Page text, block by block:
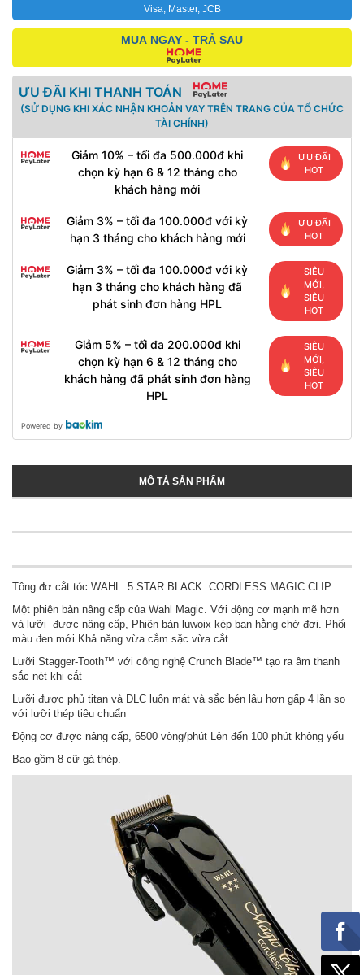
Visa, Master, JCB
MUA NGAY - TRẢ SAU
ƯU ĐÃI KHI THANH TOÁN
(SỬ DỤNG KHI XÁC NHẬN KHOẢN VAY TRÊN TRANG CỦA TỔ CHỨC
TÀI CHÍNH)
Giảm 10% – tối đa 500.000đ khi
chọn kỳ hạn 6 & 12 tháng cho
khách hàng mới
ƯU ĐÃI
HOT
Giảm 3% – tối đa 100.000đ với kỳ
hạn 3 tháng cho khách hàng mới
ƯU ĐÃI
HOT
Giảm 3% – tối đa 100.000đ với kỳ
hạn 3 tháng cho khách hàng đã
phát sinh đơn hàng HPL
SIÊU
MỚI,
SIÊU
HOT
Giảm 5% – tối đa 200.000đ khi
chọn kỳ hạn 6 & 12 tháng cho
khách hàng đã phát sinh đơn hàng
HPL
SIÊU
MỚI,
SIÊU
HOT
Powered by
MÔ TẢ SẢN PHẨM
Tông đơ cắt tóc WAHL 5 STAR BLACK CORDLESS MAGIC CLIP
Một phiên bản nâng cấp của Wahl Magic. Với động cơ mạnh mẽ hơn
và lưỡi được nâng cấp, Phiên bản luwoix kép bạn hằng chờ đợi. Phối
màu đen mới Khả năng vừa cắm sặc vừa cắt.
Lưỡi Stagger-Tooth™ với công nghệ Crunch Blade™ tạo ra âm thanh
sắc nét khi cắt
Lưỡi được phủ titan và DLC luôn mát và sắc bén lâu hơn gấp 4 lần so
với lưỡi thép tiêu chuẩn
Động cơ được nâng cấp, 6500 vòng/phút Lên đến 100 phút không yếu
Bao gồm 8 cữ gá thép.